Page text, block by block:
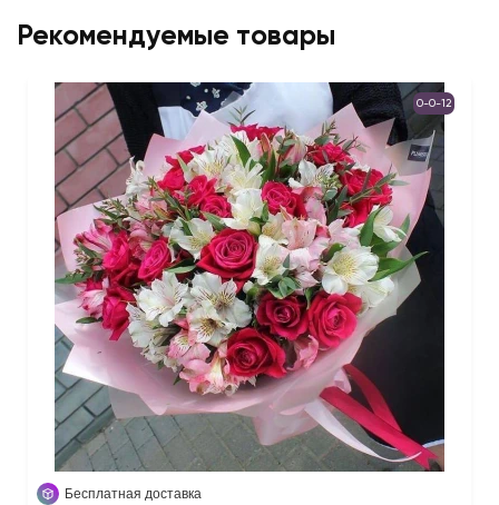
Рекомендуемые товары
0-0-12
Бесплатная доставка